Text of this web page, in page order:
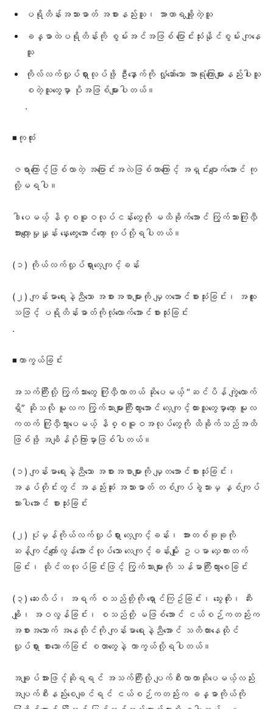
ပရိုတိန်းအသားဓာတ် အစားနည်းသူ၊ အာဟာရချို့တဲ့သူ
ခန္ဓာထဲပရိုတိန်းကို စွမ်းအင်အဖြစ် ပြောင်းသုံးနိုင်စွမ်း ကျနေ
သူ
ကိုလ်လက်လှုပ်ရှားလုပ်ဖို့ ဦးနှောက်ကို လှုံ့ဆော်သော အာရုံကြောများနည်းပါးသူ
စတဲ့သူတွေမှာ ပိုအဖြစ်များပါတယ်။
.
◾️ကုထုံး
ဇရာကြောင့်ဖြစ်လာတဲ့ အပြောင်းအလဲဖြစ်တာကြောင့် အရှင်းပျောက်အောင် ကု
လို့မရပါ။
ဒါပေမယ့် နိစ္စဓူဝလုပ်ငန်းတွေကို မထိခိုက်အောင် ကြွက်သားကြုံလှီ
အားလျော့မှုနှုန်း နှေးကွေးအောင်တော့ လုပ်လို့ရပါတယ်။
(၁) ကိုယ်လက်လှုပ်ရှားလေ့ကျင့်ခန်း
(၂) ကျန်းမာရေးနဲ့ညီသော အစားအစာများကို မျှတအောင်စားသုံးခြင်း၊ အထူး
သဖြင့် ပရိုတိန်းဓာတ်ကိုလုံလောက်အောင်စားသုံးခြင်း
.
◾️ကာကွယ်ခြင်း
အသက်ကြီးလို့ ကြွက်သားတွေ ကြုံလှီလာတယ် ဆိုပေမယ့် “ဆင်ပိန် ကျွဲလောက်
ရှိ” ဆိုသလို မူလက ကြွက်သားများကြီးထွားအောင် လေ့ကျင့်ထားသူတွေမှာတော့ မူလ
ကထက် ကြုံလှီသွားပေမယ့် နိစ္စဓူဝအလုပ်တွေကို ထိခိုက်သည်အထိ
ဖြစ်ဖို့ အချိန်ပိုကြာမှာဖြစ်ပါတယ်။
(၁) ကျန်းမာရေးနဲ့ညီသော အစားအစာများကို မျှတအောင်စားသုံးခြင်း၊
အနပ်တိုင်းတွင် အနည်းဆုံး အသားဓာတ် တစ်ကျပ်ခွဲသားမှ နှစ်ကျပ်
သားပါအောင် စားသုံးခြင်း
(၂) ပုံမှန်ကိုယ်လက်လှုပ်ရှား လေ့ကျင့်ခန်း၊ အားတစ်ခုခုကို
ဆန့်ကျင်ကျော်လွန်အောင်လုပ်သော လေကျင့်ခန်းမျိုး ဥပမာ လှေကားတက်
ခြင်း၊ ထိုင်ထလုပ်ခြင်းဖြင့် ကြွက်သားများကို သန်မာကြီးထွားစေခြင်း
(၃) ဆေးလိပ်၊ အရက် စသည်တို့ကို ရှောင်ကြဥ်ခြင်း၊ သွေးတိုး၊ ဆီး
ချို၊ အဝလွန်ခြင်း၊ စသည်တို့ မဖြစ်အောင် ငယ်စဉ်ကတည်းက
အစားအသောက် အနေထိုင်ကို ကျန်းမာရေးနဲ့ညီအောင် သတိထားနေထိုင်
လှုပ်ရှား စားသောက်ခြင်း စတာတွေနဲ့ ကာကွယ်လို့ရပါတယ်။
အချုပ်အားဖြင့်ဆိုရရင် အသက်ကြီးလို့ ပျက်စီးလာတာဆိုပေမယ့်လည်း
အပျက်စီးနည်းစေချင်ရင် ငယ်စဉ်ကတည်းက ခန္ဓာကိုယ်ကို